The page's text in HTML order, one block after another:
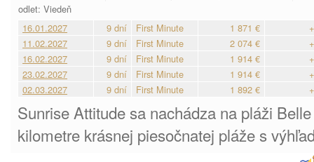
odlet: Viedeň
16.01.2027
9 dní First Minute 1 871 €
11.02.2027
9 dní First Minute 2 074 €
16.02.2027
9 dní First Minute 1 914 €
23.02.2027
9 dní First Minute 1 914 €
02.03.2027
9 dní First Minute 1 892 €
Sunrise Attitude sa nachádza na pláži
kilometre krásnej piesočnatej pláže s